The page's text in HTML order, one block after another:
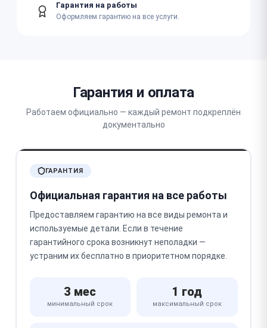
Гарантия на работы
Оформляем гарантию на все услуги.
Гарантия и оплата
Работаем официально — каждый ремонт подкреплён
документально
ГАРАНТИЯ
Официальная гарантия на все работы
Предоставляем гарантию на все виды ремонта и
используемые детали. Если в течение
гарантийного срока возникнут неполадки —
устраним их бесплатно в приоритетном порядке.
3 мес
минимальный срок
1 год
максимальный срок